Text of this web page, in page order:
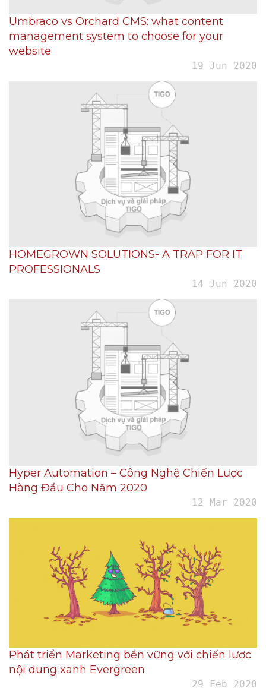
Umbraco vs Orchard CMS: what content
management system to choose for your
website
19 Jun 2020
HOMEGROWN SOLUTIONS- A TRAP FOR IT
PROFESSIONALS
14 Jun 2020
Hyper Automation – Công Nghệ Chiến Lược
Hàng Đầu Cho Năm 2020
12 Mar 2020
Phát triển Marketing bền vững với chiến lược
nội dung xanh Evergreen
29 Feb 2020